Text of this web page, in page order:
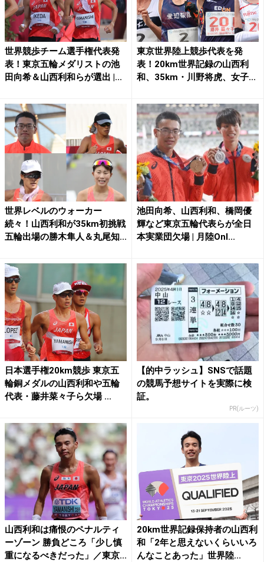
世界競歩チーム選手権代表発
表！東京五輪メダリストの池
田向希＆山西利和らが選出 |...
東京世界陸上競歩代表を発
表！20km世界記録の山西利
和、35km・川野将虎、女子...
世界レベルのウォーカー
続々！山西利和が35km初挑戦
五輪出場の勝木隼人＆丸尾知...
池田向希、山西利和、橋岡優
輝など東京五輪代表らが全日
本実業団欠場 | 月陸Onl...
日本選手権20km競歩 東京五
輪銅メダルの山西利和や五輪
代表・藤井菜々子ら欠場 ...
【的中ラッシュ】SNSで話題
の競馬予想サイトを実際に検
証。
PR(ルーツ)
山西利和は痛恨のペナルティ
ーゾーン 勝負どころ「少し慎
重になるべきだった」／東京...
20km世界記録保持者の山西利
和「2年と思えないくらいいろ
んなことあった」世界陸...